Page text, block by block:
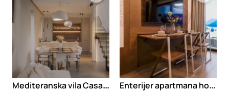
M
editeranska vila Casa Al Este E
nterijer apartmana hotela Crown Peaks